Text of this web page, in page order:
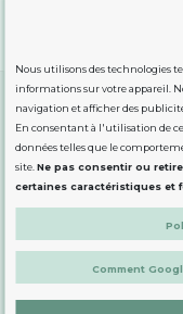
GUIDE DES
INFORMATION
DÉMARQUÉS
Nous utilisons des technologies
informations sur votre appareil.
navigation et afficher des
En consentant à l'utilisation de
données telles que le
site.Ne pas consentir ou
certaines caractéristiques et
Comment